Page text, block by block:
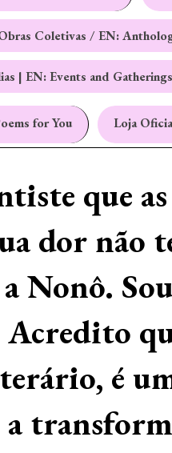
Coletivas / EN:
| EN: Events and Gatherings
for You Loja
que
dor não
Nonô.
é